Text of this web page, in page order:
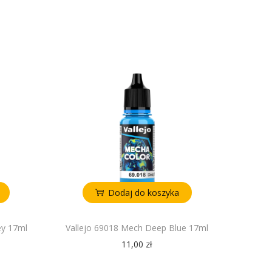
17ml
Dodaj do koszyka
Vallejo 69018 Mech Deep Blue 17ml
11,00 zł